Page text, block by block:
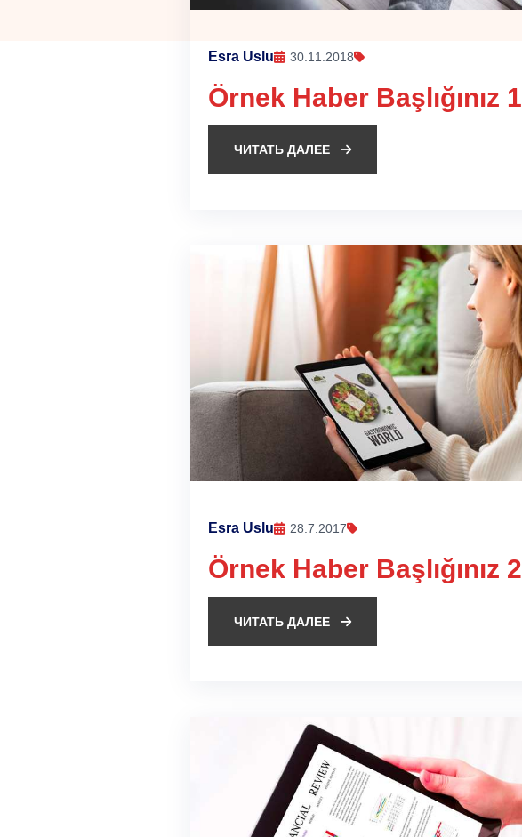
Esra Uslu 30.11.2018
Örnek Haber Başlığınız 1
ЧИТАТЬ ДАЛЕЕ
Esra Uslu 28.7.2017
Örnek Haber Başlığınız 2
ЧИТАТЬ ДАЛЕЕ